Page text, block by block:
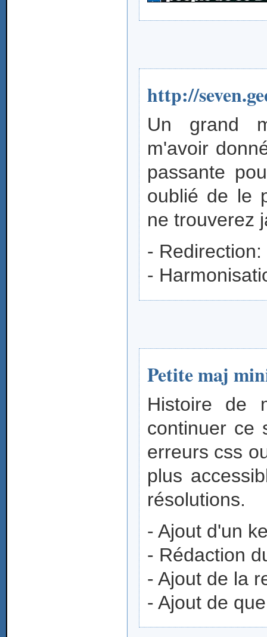
http://
Un grand
m'avoir
passante
oublié de le
ne trouverez
-
-
Petite maj
Histoire de
continuer ce
erreurs css
plus
résolutions.
- Ajout d'un
- Rédaction
- Ajout de la
- Ajout de